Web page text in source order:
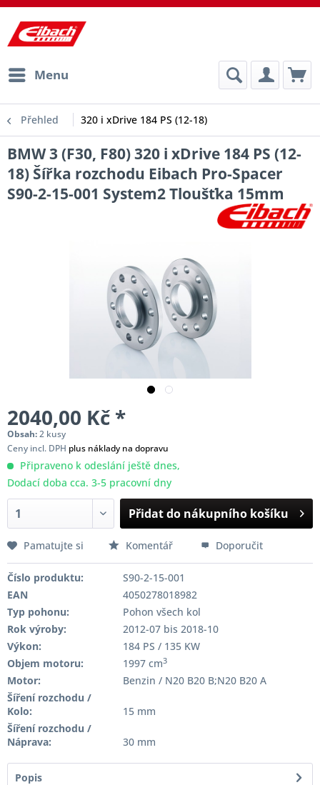
Menu
Přehled 320 i xDrive 184 PS (12-18)
BMW 3 (F30, F80) 320 i xDrive 184 PS (12-
18) Šířka rozchodu Eibach Pro-Spacer
S90-2-15-001 System2 Tloušťka 15mm
2040,00 Kč *
Obsah:2 kusy
Ceny incl. DPH plus náklady na dopravu
Připraveno k odeslání ještě dnes,
Dodací doba cca. 3-5 pracovní dny
Přidat do nákupního košíku
Pamatujte si Komentář Doporučit
Číslo produktu:
S90-2-15-001
EAN
4050278018982
Typ pohonu:
Pohon všech kol
Rok výroby:
2012-07 bis 2018-10
Výkon:
184 PS / 135 KW
Objem motoru:
1997 cm3
Motor:
Benzin / N20 B20 B;N20 B20 A
Šíření rozchodu /
Kolo:
15 mm
Šíření rozchodu /
Náprava:
30 mm
Popis